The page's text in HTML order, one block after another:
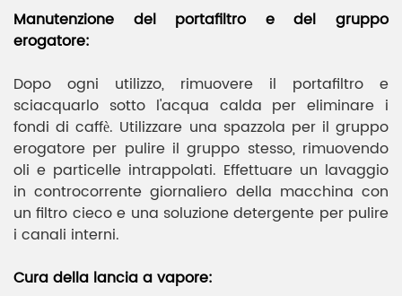
Manutenzione del portafiltro e del gruppo
erogatore:
Dopo ogni utilizzo, rimuovere il portafiltro e
sciacquarlo sotto l'acqua calda per eliminare i
fondi di caffè. Utilizzare una spazzola per il gruppo
erogatore per pulire il gruppo stesso, rimuovendo
oli e particelle intrappolati. Effettuare un lavaggio
in controcorrente giornaliero della macchina con
un filtro cieco e una soluzione detergente per pulire
i canali interni.
Cura della lancia a vapore: